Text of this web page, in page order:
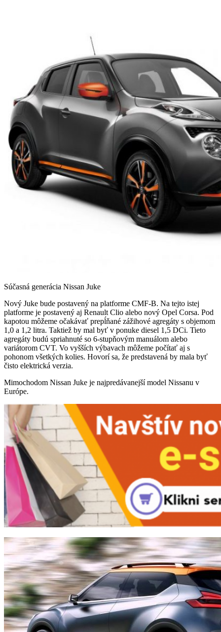
Súčasná generácia Nissan Juke
Nový Juke bude postavený na platforme CMF-B. Na tejto istej
platforme je postavený aj Renault Clio alebo nový Opel Corsa. Pod
kapotou môžeme očakávať prepĺňané zážihové agregáty s objemom
1,0 a 1,2 litra. Taktiež by mal byť v ponuke diesel 1,5 DCi. Tieto
agregáty budú spriahnuté so 6-stupňovým manuálom alebo
variátorom CVT. Vo vyšších výbavach môžeme počítať aj s
pohonom všetkých kolies. Hovorí sa, že predstavená by mala byť
čisto elektrická verzia.
Mimochodom Nissan Juke je najpredávanejší model Nissanu v
Európe.